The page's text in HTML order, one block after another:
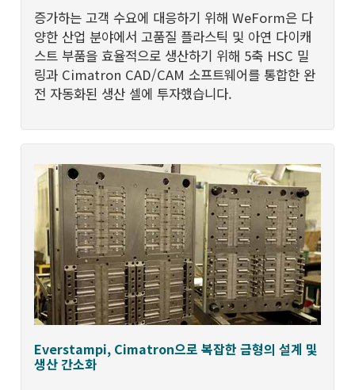
증가하는 고객 수요에 대응하기 위해 WeForm은 다
양한 산업 분야에서 고품질 플라스틱 및 아연 다이캐
스트 부품을 효율적으로 생산하기 위해 5축 HSC 밀
링과 Cimatron CAD/CAM 소프트웨어를 통합한 완
전 자동화된 생산 셀에 투자했습니다.
Everstampi, Cimatron으로 복잡한 금형의 설계 및
생산 간소화